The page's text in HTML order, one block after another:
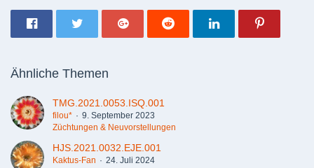
Ähnliche Themen
TMG.2021.0053.ISQ.001
filou*
9. September 2023
Züchtungen & Neuvorstellungen
HJS.2021.0032.EJE.001
Kaktus-Fan
24. Juli 2024